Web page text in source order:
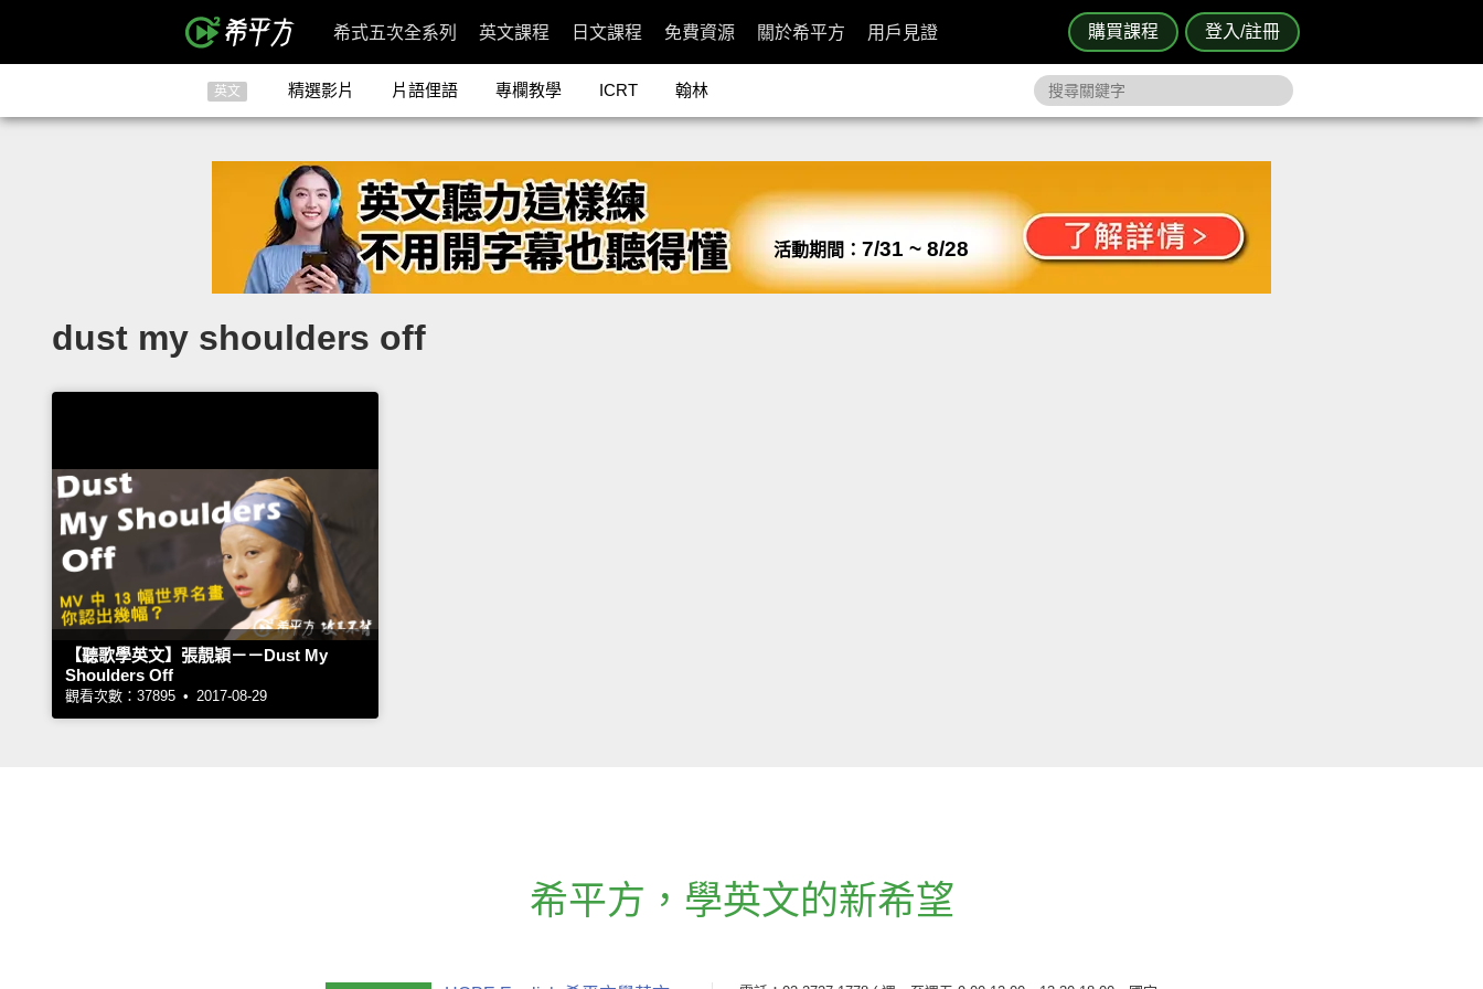
購買課程 登入/註冊
希式五次全系列 英文課程 日文課程 免費資源 關於希平方 用戶見證
英文 精選影片 片語俚語 專欄教學 ICRT 翰林
活動期間： 7/31 ~ 8/28
dust my shoulders off
【聽歌學英文】張靚穎－－Dust My
Shoulders Off
觀看次數：37895 • 2017-08-29
希平方 ， 學英文的新希望